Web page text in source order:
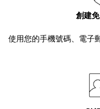
創建
使用您的手機號碼、電子